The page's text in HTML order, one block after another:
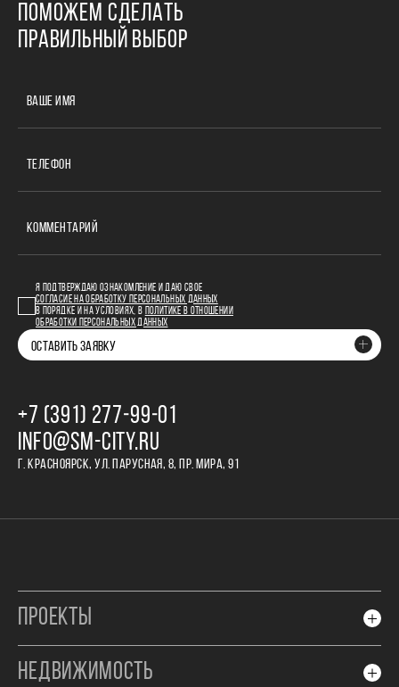
ПОМОЖЕМ СДЕЛАТЬ
ПРАВИЛЬНЫЙ ВЫБОР
ВАШЕ ИМЯ
ТЕЛЕФОН
КОММЕНТАРИЙ
Я ПОДТВЕРЖДАЮ ОЗНАКОМЛЕНИЕ И ДАЮ СВОЕ
СОГЛАСИЕ НА ОБРАБОТКУ ПЕРСОНАЛЬНЫХ ДАННЫХ
В ПОРЯДКЕ И НА УСЛОВИЯХ, В
ПОЛИТИКЕ В ОТНОШЕНИИ
ОБРАБОТКИ ПЕРСОНАЛЬНЫХ ДАННЫХ
ОСТАВИТЬ ЗАЯВКУ
+7 (391) 277‒99‒01
INFO@SM-CITY.RU
Г. КРАСНОЯРСК, УЛ. ПАРУСНАЯ, 8, ПР. МИРА, 91
ПРОЕКТЫ
НЕДВИЖИМОСТЬ